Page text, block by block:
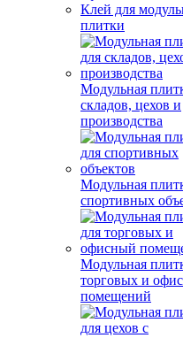
Клей для
плитки
Модульная
складов, цехов и
производства
Модульная
спортивных
Модульная
торговых и
помещений